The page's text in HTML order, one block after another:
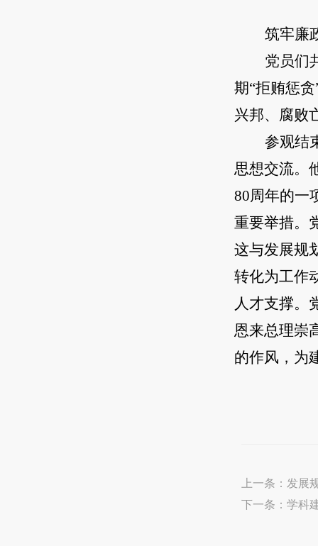
筑牢廉
党员们
期“拒贿惩
兴邦、腐败
参观结
思想交流。
80周年的一
重要举措。
这与发展规
转化为工作
人才支撑。
恩来总理崇
的作风，为
上一条： 发展
下一条： 学科